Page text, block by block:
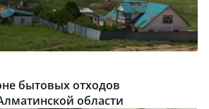
бытовых отходов
области